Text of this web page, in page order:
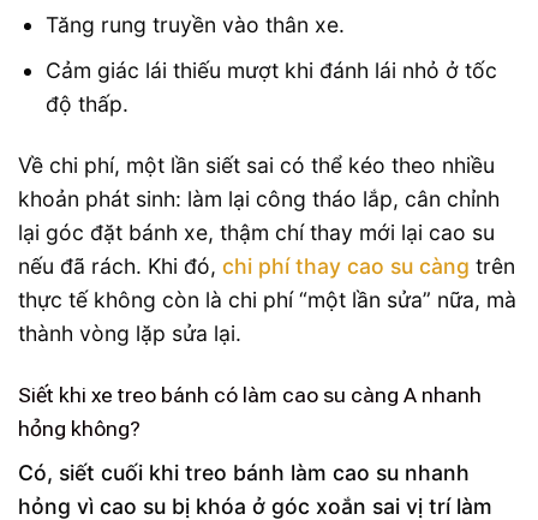
Tăng rung truyền vào thân xe.
Cảm giác lái thiếu mượt khi đánh lái nhỏ ở tốc
độ thấp.
Về chi phí, một lần siết sai có thể kéo theo nhiều
khoản phát sinh: làm lại công tháo lắp, cân chỉnh
lại góc đặt bánh xe, thậm chí thay mới lại cao su
nếu đã rách. Khi đó, chi phí thay cao su càng trên
thực tế không còn là chi phí “một lần sửa” nữa, mà
thành vòng lặp sửa lại.
Siết khi xe treo bánh có làm cao su càng A nhanh
hỏng không?
Có, siết cuối khi treo bánh làm cao su nhanh
hỏng vì cao su bị khóa ở góc xoắn sai vị trí làm